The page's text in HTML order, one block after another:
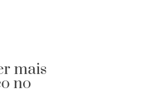
mais
no